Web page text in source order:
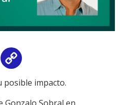
Email
Link
posible impacto.